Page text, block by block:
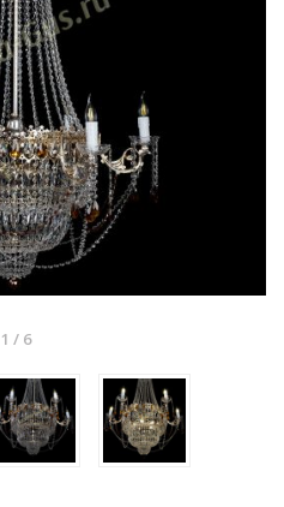
1 / 6